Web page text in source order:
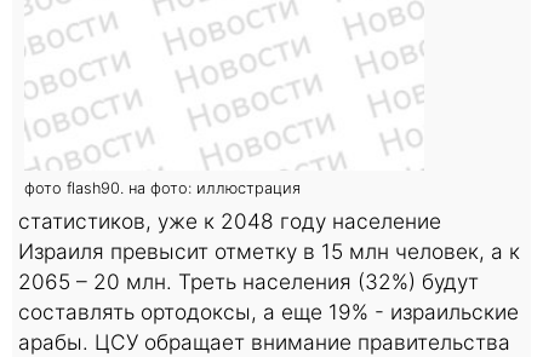
фото flash90. на фото: иллюстрация
статистиков, уже к 2048 году население
Израиля превысит отметку в 15 млн человек, а к
2065 – 20 млн. Треть населения (32%) будут
составлять ортодоксы, а еще 19% - израильские
арабы. ЦСУ обращает внимание правительства